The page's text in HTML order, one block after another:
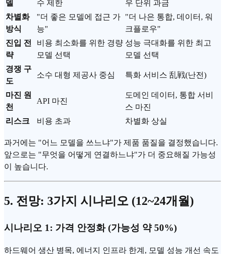
델
수 제한
우 단위 과금
차별화
방식
"더 좋은 모델에 접근 가
능"
"더 나은 통합, 데이터, 워
크플로우"
진입 전
략
비용 최소화를 위한 경량
모델 선택
성능 극대화를 위한 최고
모델 선택
경쟁 구
도
소수 대형 제공사 중심 특화 서비스 乱戦(난전)
마진 원
천
API 마진
도메인 데이터, 통합 서비
스 마진
리스크
비용 초과 차별화 상실
과거에는 "어느 모델을 쓰느냐"가 제품 품질을 결정했습니다.
앞으로는 "무엇을 어떻게 연결하느냐"가 더 중요해질 가능성
이 높습니다.
5. 전망: 3가지 시나리오 (12~24개월)
시나리오 1: 가격 안정화 (가능성 약 50%)
하드웨어 생산 병목, 에너지 인프라 한계, 모델 성능 개선 속도